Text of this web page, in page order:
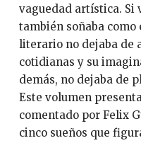
vaguedad artística. Si
también soñaba como
literario no dejaba de
cotidianas y su
demás, no dejaba de
Este volumen
comentado por Felix
cinco sueños que